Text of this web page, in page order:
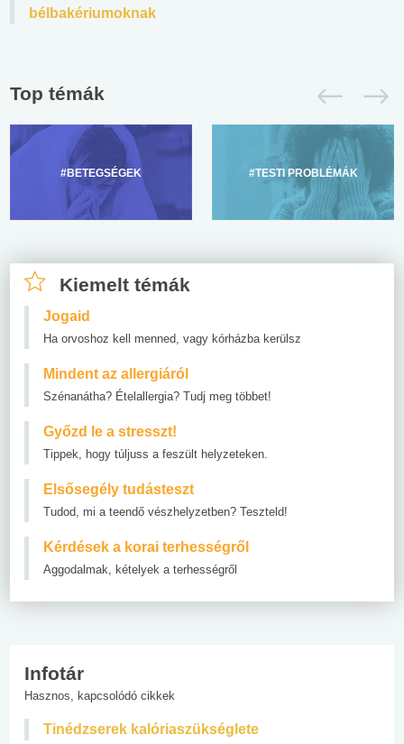
bélbakériumoknak
Top témák
#BETEGSÉGEK #TESTI PROBLÉMÁK
Kiemelt témák
Jogaid
Ha orvoshoz kell menned, vagy kórházba kerülsz
Mindent az allergiáról
Szénanátha? Ételallergia? Tudj meg többet!
Győzd le a stresszt!
Tippek, hogy túljuss a feszült helyzeteken.
Elsősegély tudásteszt
Tudod, mi a teendő vészhelyzetben? Teszteld!
Kérdések a korai terhességről
Aggodalmak, kételyek a terhességről
Infotár
Hasznos, kapcsolódó cikkek
Tinédzserek kalóriaszükséglete